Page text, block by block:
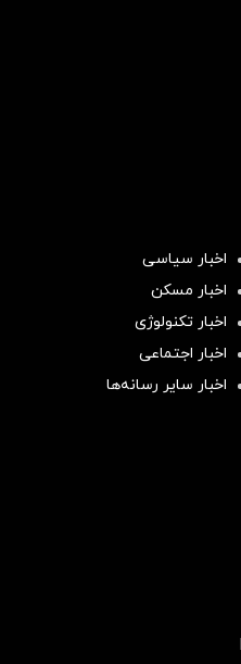
اخبار سیاسی
اخبار مسکن
اخبار تکنولوژی
اخبار اجتماعی
اخبار سایر رسانه‌‌ها